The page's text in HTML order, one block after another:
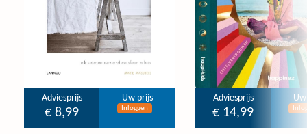
Adviesprijs
€ 8,99
Uw prijs
Inloggen
Adviesprijs
€ 14,99